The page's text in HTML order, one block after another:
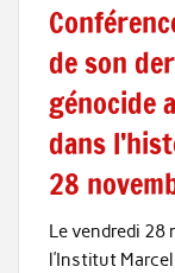
de son
génocide
dans
28
Le vendredi
l’Institut